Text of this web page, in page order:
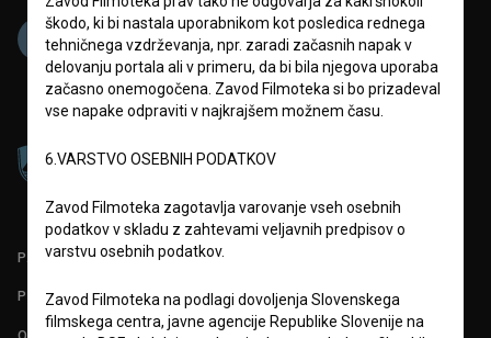
PARTNERJI
POGOJI UPORABE
škodo, ki bi nastala uporabnikom kot posledica rednega
tehničnega vzdrževanja, npr. zaradi začasnih napak v
delovanju portala ali v primeru, da bi bila njegova uporaba
začasno onemogočena. Zavod Filmoteka si bo prizadeval
vse napake odpraviti v najkrajšem možnem času.
6.VARSTVO OSEBNIH PODATKOV
Zavod Filmoteka zagotavlja varovanje vseh osebnih
podatkov v skladu z zahtevami veljavnih predpisov o
varstvu osebnih podatkov.
Zavod Filmoteka na podlagi dovoljenja Slovenskega
filmskega centra, javne agencije Republike Slovenije na